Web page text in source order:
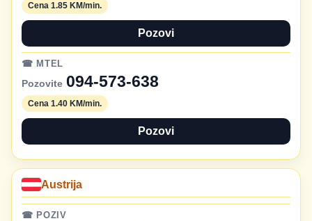
Cena 1.85 KM/min.
Pozovi
☎ MTEL
Pozovite 094-573-638
Cena 1.40 KM/min.
Pozovi
Austrija
☎ POZIV